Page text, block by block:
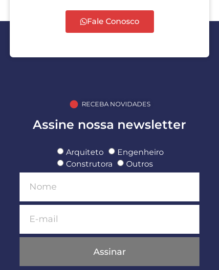
Fale Conosco
RECEBA NOVIDADES
Assine nossa newsletter
Arquiteto
Engenheiro
Construtora
Outros
Assinar